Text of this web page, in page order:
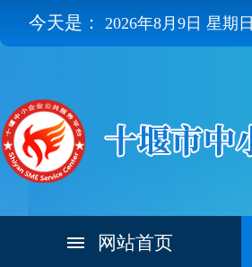
今天是： 2026年8月9日 星期日
网站首页